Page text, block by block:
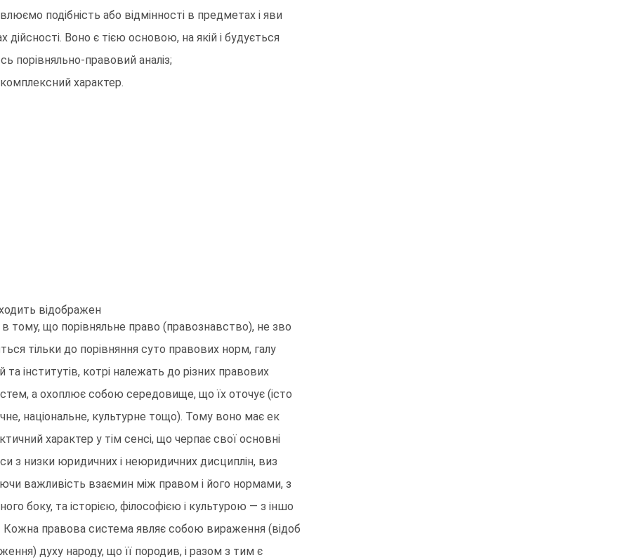
подібність або відмінності в предметах і яви
дійсності. Воно є тією основою, на якій і будується
порівняльно-правовий аналіз;
характер.
відображен
в тому, що порівняльне право (правознавство), не зво
тільки до порівняння суто правових норм, галу
та інститутів, котрі належать до різних правових
а охоплює собою середовище, що їх оточує (істо
національне, культурне тощо). Тому воно має ек
характер у тім сенсі, що черпає свої основні
з низки юридичних і неюридичних дисциплін, виз
важливість взаємин між правом і його нормами, з
боку, та історією, філософією і культурою — з іншо
Кожна правова система являє собою вираження (відоб
духу народу, що її породив, і разом з тим є